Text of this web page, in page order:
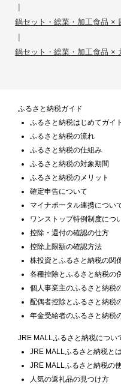
|
鍋セット・総菜・加工食品 ×
|
鍋セット・総菜・加工食品 ×
ふるさと納税ガイド
ふるさと納税はじめてガイ
ふるさと納税の流れ
ふるさと納税の仕組み
ふるさと納税の対象期間
ふるさと納税のメリット
確定申告について
マイナポータル連携につい
ワンストップ特例制度につ
控除・還付の確認の仕方
控除上限額の確認方法
株投資とふるさと納税の関
各種控除とふるさと納税の
個人事業主のふるさと納税
配偶者控除とふるさと納税
年金受給者のふるさと納税
JRE MALLふるさと納税につい
JRE MALLふるさと納税とは
JRE MALLふるさと納税の
人気の返礼品の見つけ方